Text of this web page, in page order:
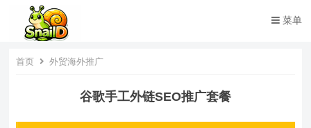
菜单
首页 外贸海外推广
谷歌手工外链SEO推广套餐